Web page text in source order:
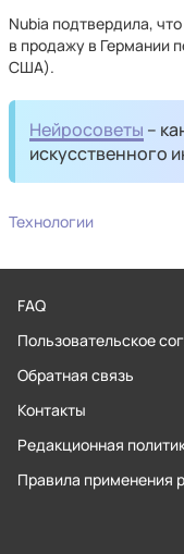
Nubia подтвердила,
в продажу в Германии
США).
Нейросоветы –
искусственного
Технологии
FAQ
Пользовательское
Обратная связь
Контакты
Редакционная
Правила применения